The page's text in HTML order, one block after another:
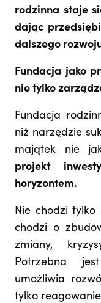
rodzinna staje
dając
dalszego
Fundacja jako
nie tylko
Fundacja
niż narzędzie
majątek nie
projekt
horyzontem.
Nie chodzi
chodzi o
zmiany,
Potrzebna
umożliwia
tylko